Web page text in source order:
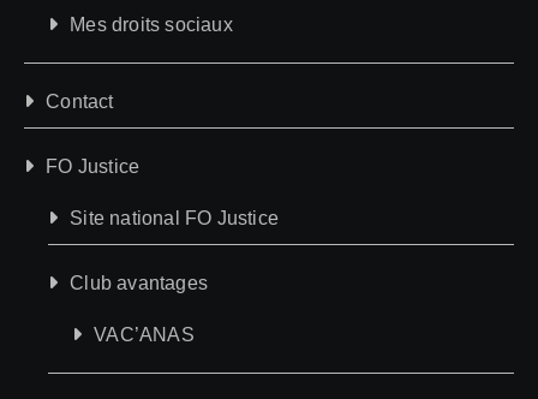
Mes droits sociaux
Contact
FO Justice
Site national FO Justice
Club avantages
VAC’ANAS